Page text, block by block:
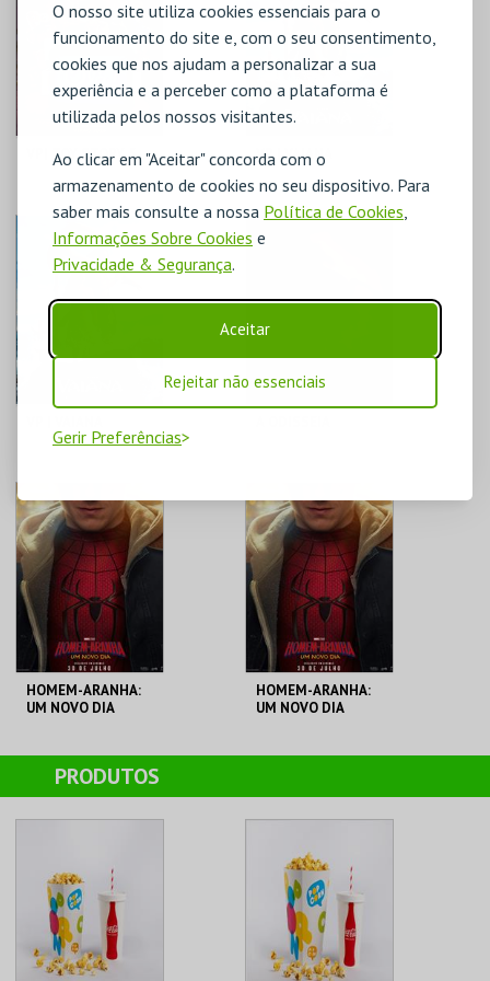
O nosso site utiliza cookies essenciais para o
funcionamento do site e, com o seu consentimento,
cookies que nos ajudam a personalizar a sua
experiência e a perceber como a plataforma é
utilizada pelos nossos visitantes.
Ao clicar em "Aceitar" concorda com o
armazenamento de cookies no seu dispositivo. Para
saber mais consulte a nossa Política de Cookies,
Informações Sobre Cookies e
Privacidade & Segurança.
Aceitar
Rejeitar não essenciais
Gerir Preferências
COMPRAR
MAIS INFO
COMPRAR
VP| TOY STORY 5
PENAFIEL
VP | VAIANA
CINEMAS CINEMAX
PENAFIEL
PENAFIEL
MAIS INFO
COMPRAR
PENAFIEL
MAIS INFO
COMPRAR
HOMEM-ARANHA:
UM NOVO DIA
CINEMAS CINEMAX
PENAFIEL
COMPRAR
HOMEM-ARANHA:
UM NOVO DIA
CINEMAS CINEMAX
COMPRAR
PRODUTOS